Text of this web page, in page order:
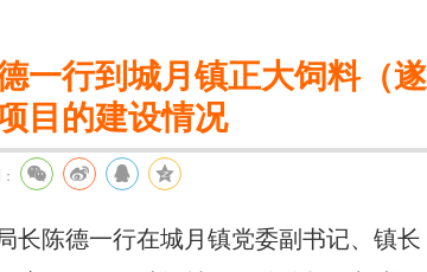
一行到城月镇正大饲料（遂
目的建设情况
长陈德一行在城月镇党委副书记、镇长